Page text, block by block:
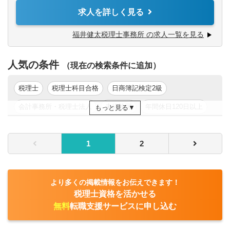
■顧客への決算業務及びアドバイス
これまでのご経験に応じて業務をお任せしていきます。
任せし、OJTを通してお客様対応業務の対応をしていきま
税理士資格勉強を応援しているため、業務のバランスも相
談が可能な環境です。
求人を詳しく見る
福井健太税理士事務所 の求人一覧を見る
人気の条件 （現在の検索条件に追加）
税理士 税理士科目合格 日商簿記検定2級
未経験可
年収500万円以上 東京都
もっと見る
1 2
より多くの掲載情報をお伝えできます！
税理士資格を活かせる
無料転職支援サービスに申し込む